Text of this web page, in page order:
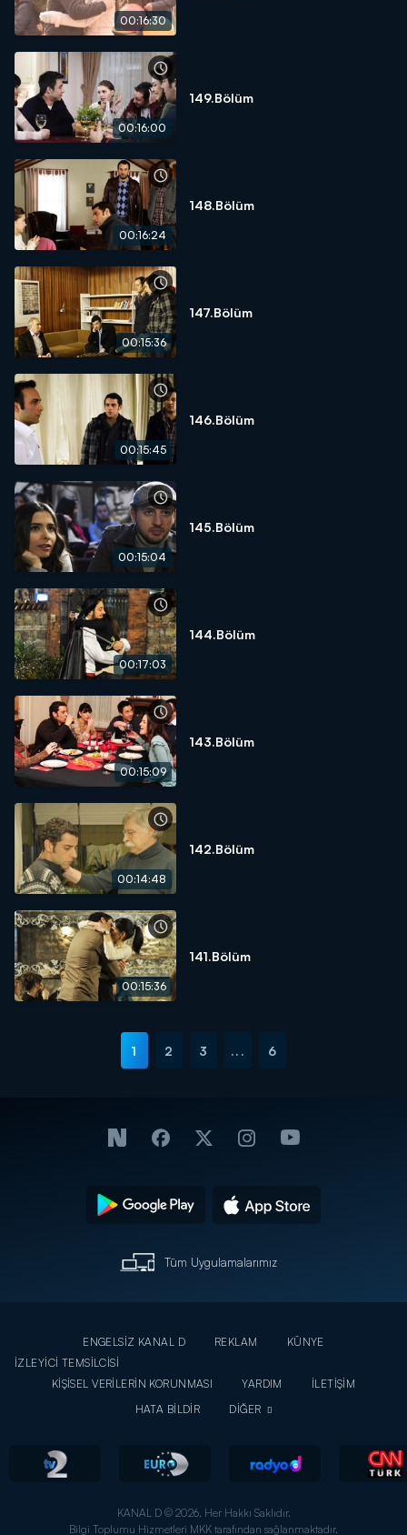
00:16:30
00:16:00
149.Bölüm
00:16:24
148.Bölüm
00:15:36
147.Bölüm
00:15:45
146.Bölüm
00:15:04
145.Bölüm
00:17:03
144.Bölüm
00:15:09
143.Bölüm
00:14:48
142.Bölüm
00:15:36
141.Bölüm
1 2 3 ... 6
Tüm Uygulamalarımız
ENGELSİZ KANAL D REKLAM
KÜNYE
İZLEYİCİ TEMSİLCİSİ
KİŞİSEL VERİLERİN KORUNMASI
YARDIM
İLETİŞİM
HATA BİLDİR
DİĞER
KANAL D © 2026. Her Hakkı Saklıdır.
Bilgi Toplumu Hizmetleri MKK tarafından sağlanmaktadır.